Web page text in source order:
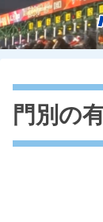
門別の